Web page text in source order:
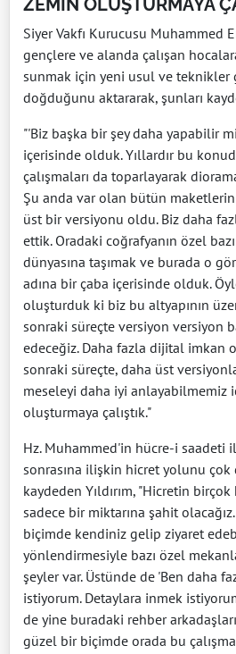
ZEMİN OLUŞTURMAYA
Siyer Vakfı Kurucusu Muhammed
gençlere ve alanda çalışan
sunmak için yeni usul ve teknikler
doğduğunu aktararak, şunları
"'Biz başka bir şey daha yapabilir
içerisinde olduk. Yıllardır bu
çalışmaları da toparlayarak
Şu anda var olan bütün maketlerin
üst bir versiyonu oldu. Biz daha
ettik. Oradaki coğrafyanın özel
dünyasına taşımak ve burada o
adına bir çaba içerisinde olduk.
oluşturduk ki biz bu altyapının
sonraki süreçte versiyon versiyon
edeceğiz. Daha fazla dijital imkan
sonraki süreçte, daha üst
meseleyi daha iyi anlayabilmemiz
oluşturmaya çalıştık."
Hz. Muhammed'in hücre-i saadeti
sonrasına ilişkin hicret yolunu çok
kaydeden Yıldırım, "Hicretin birçok
sadece bir miktarına şahit
biçimde kendiniz gelip ziyaret
yönlendirmesiyle bazı özel
şeyler var. Üstünde de 'Ben daha
istiyorum. Detaylara inmek
de yine buradaki rehber
güzel bir biçimde orada bu